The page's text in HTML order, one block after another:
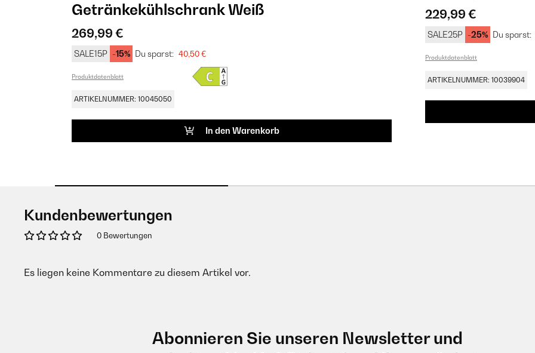
Getränkekühlschrank Weiß
269,99 €
SALE15P -15% Du sparst: 40,50 €
Produktdatenblatt
ARTIKELNUMMER: 10045050
In den Warenkorb
229,99 €
SALE25P -25% Du sparst:
Produktdatenblatt
ARTIKELNUMMER: 10039904
Kundenbewertungen
0 Bewertungen
Es liegen keine Kommentare zu diesem Artikel vor.
Abonnieren Sie unseren Newsletter und